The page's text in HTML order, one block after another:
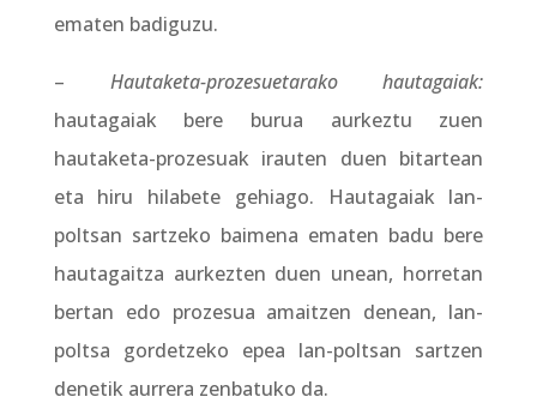
ematen badiguzu.
– Hautaketa-prozesuetarako hautagaiak:
hautagaiak bere burua aurkeztu zuen
hautaketa-prozesuak irauten duen bitartean
eta hiru hilabete gehiago. Hautagaiak lan-
poltsan sartzeko baimena ematen badu bere
hautagaitza aurkezten duen unean, horretan
bertan edo prozesua amaitzen denean, lan-
poltsa gordetzeko epea lan-poltsan sartzen
denetik aurrera zenbatuko da.